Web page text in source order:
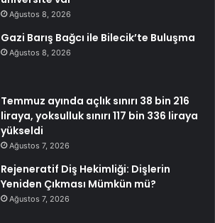
Ağustos 8, 2026
Gazi Barış Bağcı ile Bilecik’te Buluşma
Ağustos 8, 2026
Temmuz ayında açlık sınırı 38 bin 216
liraya, yoksulluk sınırı 117 bin 336 liraya
yükseldi
Ağustos 7, 2026
Rejeneratif Diş Hekimliği: Dişlerin
Yeniden Çıkması Mümkün mü?
Ağustos 7, 2026